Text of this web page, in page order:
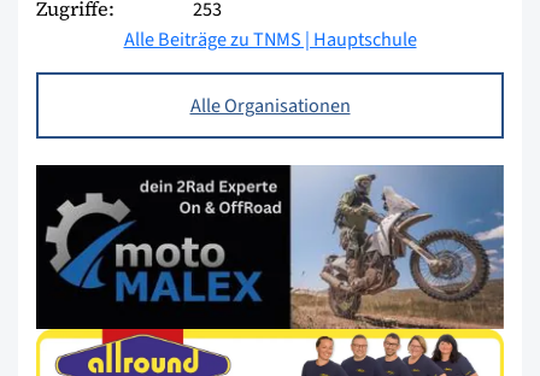
Zugriffe:
253
Alle Beiträge zu TNMS | Hauptschule
Alle Organisationen